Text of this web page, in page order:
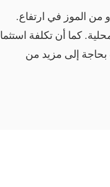
من الموز في ارتفاع.
كما أن تكلفة
بحاجة إلى مزيد من